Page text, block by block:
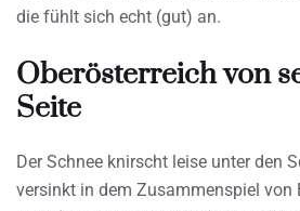
die fühlt sich echt (gut) an.
Oberösterreich von
Seite
Der Schnee knirscht leise unter den
versinkt in dem Zusammenspiel von